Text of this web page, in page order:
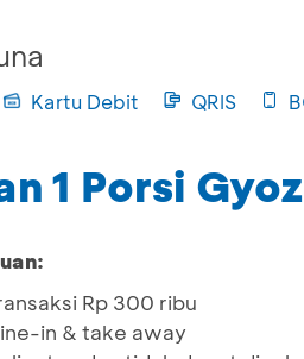
Kartu Debit QRIS
1 Porsi
Rp 300 ribu
in & take away